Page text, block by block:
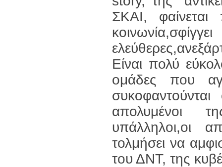
ΣΚΑΙ,
Είναι πολύ
ομάδες που
συκοφαντούνται
απολυμένοι
υπάλληλοι,οι
τολμήσει να
του ΔΝΤ, της